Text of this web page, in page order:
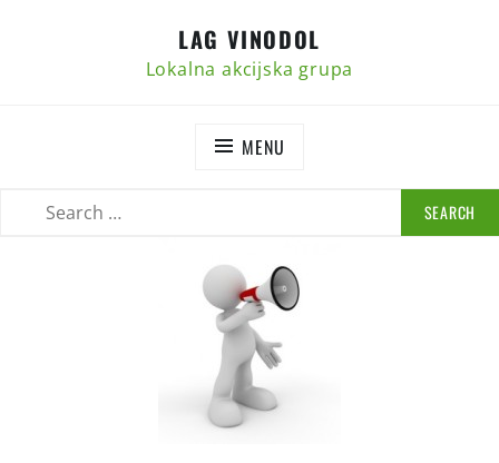
LAG VINODOL
Lokalna akcijska grupa
MENU